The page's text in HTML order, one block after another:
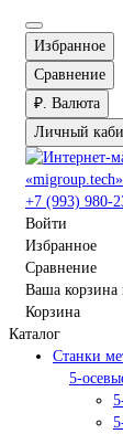
Избранное
Сравнение
₽. Валюта
Личный
+7 (993) 980-
Войти
Избранное
Сравнение
Ваша корзина
Корзина
Каталог
Станки
5-